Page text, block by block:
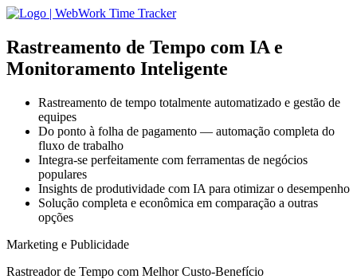
Rastreamento de Tempo com IA e
Monitoramento Inteligente
Rastreamento de tempo totalmente automatizado e gestão de
equipes
Do ponto à folha de pagamento — automação completa do
fluxo de trabalho
Integra-se perfeitamente com ferramentas de negócios
populares
Insights de produtividade com IA para otimizar o desempenho
Solução completa e econômica em comparação a outras
opções
Marketing e Publicidade
Rastreador de Tempo com Melhor Custo-Benefício